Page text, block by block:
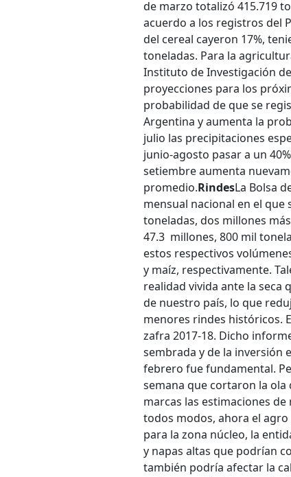
de marzo totalizó 415.719
acuerdo a los registros del
del cereal cayeron 17%,
toneladas. Para la
Instituto de Investigación
proyecciones para los
probabilidad de que se
Argentina y aumenta la
julio las precipitaciones
junio-agosto pasar a un
setiembre aumenta
promedio.RindesLa Bolsa
mensual nacional en el que
toneladas, dos millones
47.3 millones, 800 mil
estos respectivos
y maíz, respectivamente.
realidad vivida ante la
de nuestro país, lo que
menores rindes históricos.
zafra 2017-18. Dicho
sembrada y de la inversión
febrero fue fundamental.
semana que cortaron la ola
marcas las estimaciones
todos modos, ahora el
para la zona núcleo, la
y napas altas que podrían
también podría afectar la